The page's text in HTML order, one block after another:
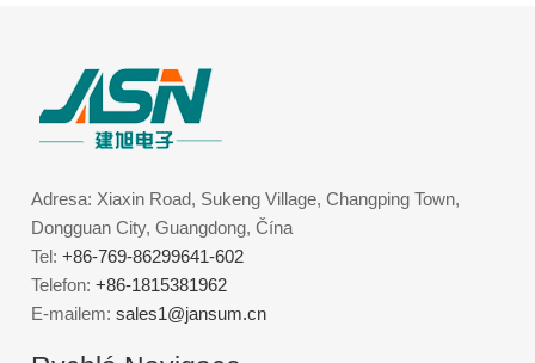
Adresa: Xiaxin Road, Sukeng Village, Changping Town,
Dongguan City, Guangdong, Čína
Tel:+86-769-86299641-602
Telefon:+86-1815381962
E-mailem:sales1@jansum.cn